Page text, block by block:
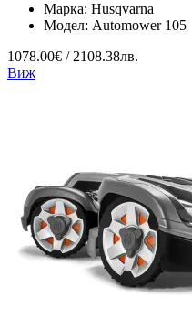
Марка: Husqvarna
Модел: Automower 105
1078.00€ / 2108.38лв.
Виж